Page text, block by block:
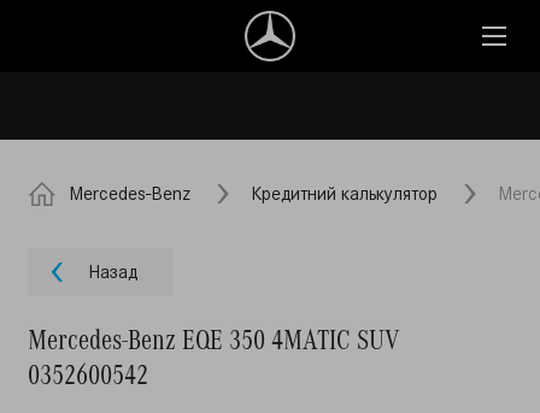
Mercedes-Benz Кредитний калькулятор
Назад
Mercedes-Benz EQE 350 4MATIC SUV
0352600542